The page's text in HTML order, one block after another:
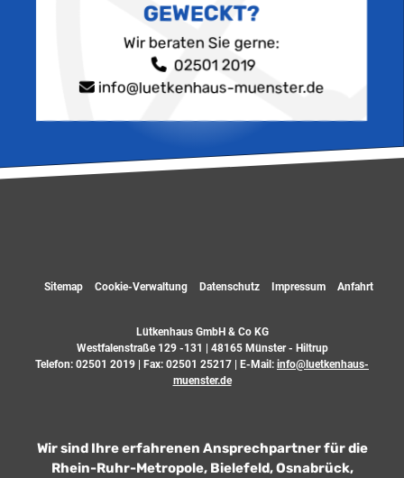
GEWECKT?
Wir beraten Sie gerne:
02501 2019
info@luetkenhaus-muenster.de
Sitemap Cookie-Verwaltung Datenschutz Impressum Anfahrt
Lütkenhaus GmbH & Co KG
Westfalenstraße 129 -131 | 48165 Münster - Hiltrup
Telefon: 02501 2019 | Fax: 02501 25217 | E-Mail: info@luetkenhaus-
muenster.de
Wir sind Ihre erfahrenen Ansprechpartner für die
Rhein-Ruhr-Metropole, Bielefeld, Osnabrück,